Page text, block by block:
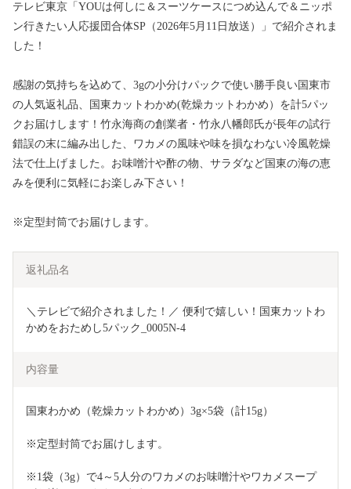
テレビ東京「YOUは何しに＆スーツケースにつめ込んで＆ニッポ
ン行きたい人応援団合体SP（2026年5月11日放送）」で紹介されま
した！
感謝の気持ちを込めて、3gの小分けパックで使い勝手良い国東市
の人気返礼品、国東カットわかめ(乾燥カットわかめ）を計5パッ
クお届けします！竹永海商の創業者・竹永八幡郎氏が長年の試行
錯誤の末に編み出した、ワカメの風味や味を損なわない冷風乾燥
法で仕上げました。お味噌汁や酢の物、サラダなど国東の海の恵
みを便利に気軽にお楽しみ下さい！
※定型封筒でお届けします。
返礼品名
＼テレビで紹介されました！／ 便利で嬉しい！国東カットわ
かめをおためし5パック_0005N-4
内容量
国東わかめ（乾燥カットわかめ）3g×5袋（計15g）
※定型封筒でお届けします。
※1袋（3g）で4～5人分のワカメのお味噌汁やワカメスープ